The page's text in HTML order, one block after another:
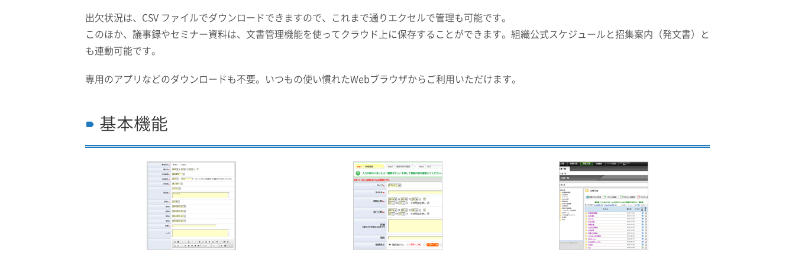
出欠状況は、CSV ファイルでダウンロードできますので、これまで通りエクセルで管理も可能です。
このほか、議事録やセミナー資料は、文書管理機能を使ってクラウド上に保存することができます。組織公式スケジュールと招集案内（発文書）と
も連動可能です。
専用のアプリなどのダウンロードも不要。いつもの使い慣れたWebブラウザからご利用いただけます。
基本機能